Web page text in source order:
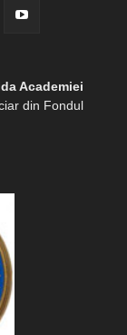
Academiei
din Fondul